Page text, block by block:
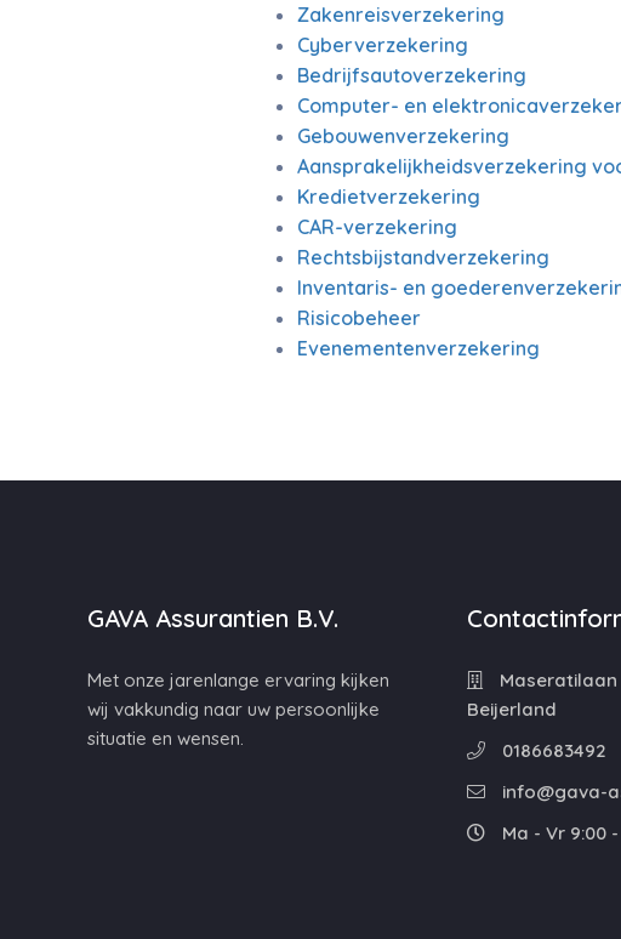
Zakenreisverzekering
Cyberverzekering
Bedrijfsautoverzekering
Computer- en
Gebouwenverzekering
Aansprakelijkheidsverzekering
Kredietverzekering
CAR-verzekering
Rechtsbijstandverzekering
Inventaris- en
Risicobeheer
Evenementenverzekering
GAVA Assurantien B.V.
Met onze jarenlange ervaring kijken
wij vakkundig naar uw persoonlijke
situatie en wensen.
Maseratilaan
Beijerland
0186683492
info@gava-
Ma - Vr 9:00 -